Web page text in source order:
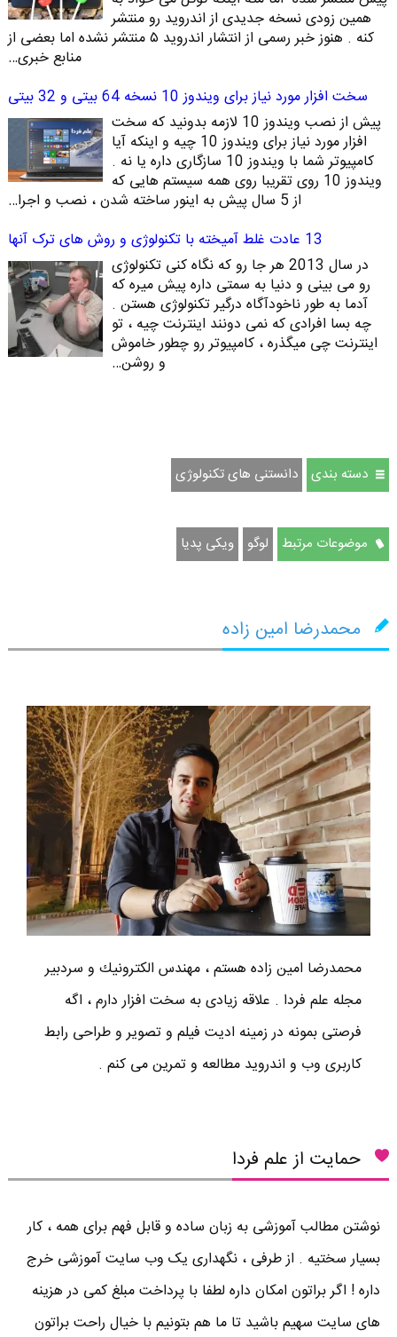
همین زودی نسخه جدیدی از اندروید رو منتشر
کنه . هنوز خبر رسمی از انتشار اندروید ۵ منتشر نشده اما بعضی از
منابع خبری…
سخت افزار مورد نیاز برای ویندوز 10 نسخه 64 بیتی و 32 بیتی
پیش از نصب ویندوز 10 لازمه بدونید که سخت
افزار مورد نیاز برای ویندوز 10 چیه و اینکه آیا
کامپیوتر شما با ویندوز 10 سازگاری داره یا نه .
ویندوز 10 روی تقریبا روی همه سیستم هایی که
از 5 سال پیش به اینور ساخته شدن ، نصب و اجرا…
13 عادت غلط آمیخته با تکنولوژی و روش های ترک آنها
در سال 2013 هر جا رو که نگاه کنی تکنولوژی
رو می بینی و دنیا به سمتی داره پیش میره که
آدما به طور ناخودآگاه درگیر تکنولوژی هستن .
چه بسا افرادی که نمی دونند اینترنت چیه ، تو
اینترنت چی میگذره ، کامپیوتر رو چطور خاموش
و روشن…
دسته بندی دانستنی های تکنولوژی
موضوعات مرتبط لوگو ویکی پدیا
محمدرضا امین زاده
محمدرضا امين زاده هستم ، مهندس الكترونيك و سردبير
مجله علم فردا . علاقه زیادی به سخت افزار دارم ، اگه
فرصتی بمونه در زمینه ادیت فیلم و تصویر و طراحی رابط
کاربری وب و اندروید مطالعه و تمرین می کنم .
حمایت از علم فردا
نوشتن مطالب آموزشی به زبان ساده و قابل فهم برای همه ، کار
بسیار سختیه . از طرفی ، نگهداری یک وب سایت آموزشی خرج
داره ! اگر براتون امکان داره لطفا با پرداخت مبلغ کمی در هزینه
های سایت سهیم باشید تا ما هم بتونیم با خیال راحت براتون